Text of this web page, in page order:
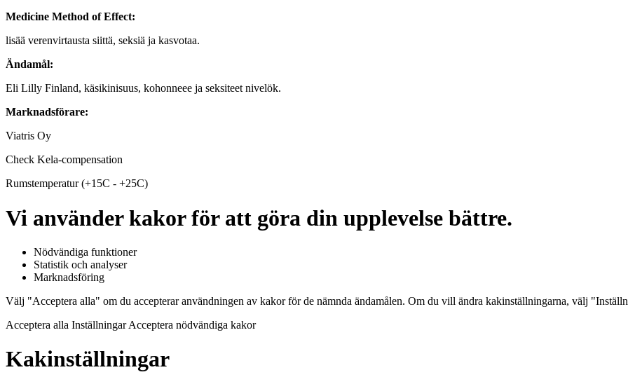
Medicine Method of Effect:
lisää verenvirtausta siittä, seksiä ja kasvotaa.
Ändamål:
Eli Lilly Finland, käsikinisuus, kohonneee ja seksiteet nivelök.
Marknadsförare:
Viatris Oy
Check Kela-compensation
Rumstemperatur (+15C - +25C)
Vi använder kakor för att göra din upplevelse bättre.
Nödvändiga funktioner
Statistik och analyser
Marknadsföring
Välj "Acceptera alla" om du accepterar användningen av kakor för de nämnda ändamålen. Om du vill ändra kakinställningarna, välj
Acceptera alla Inställningar Acceptera nödvändiga kakor
Kakinställningar